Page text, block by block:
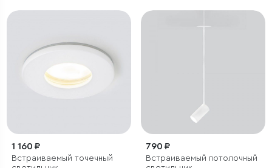
1 160 ₽
Встраиваемый точечный
790 ₽
Встраиваемый потолочный